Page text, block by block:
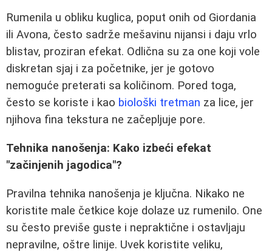
Rumenila u obliku kuglica, poput onih od Giordania
ili Avona, često sadrže mešavinu nijansi i daju vrlo
blistav, proziran efekat. Odlična su za one koji vole
diskretan sjaj i za početnike, jer je gotovo
nemoguće preterati sa količinom. Pored toga,
često se koriste i kao biološki tretman za lice, jer
njihova fina tekstura ne začepljuje pore.
Tehnika nanošenja: Kako izbeći efekat
"začinjenih jagodica"?
Pravilna tehnika nanošenja je ključna. Nikako ne
koristite male četkice koje dolaze uz rumenilo. One
su često previše guste i nepraktične i ostavljaju
nepravilne, oštre linije. Uvek koristite veliku,